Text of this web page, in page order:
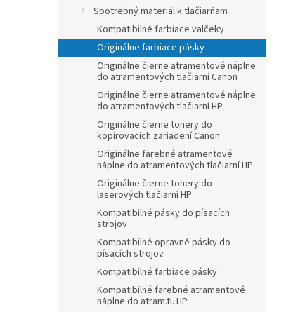
Spotrebný materiál k tlačiarňam
Kompatibilné farbiace valčeky
Originálne farbiace pásky
Originálne čierne atramentové náplne
do atramentových tlačiarní Canon
Originálne čierne atramentové náplne
do atramentových tlačiarní HP
Originálne čierne tonery do
kopírovacích zariadení Canon
Originálne farebné atramentové
náplne do atramentových tlačiarní HP
Originálne čierne tonery do
laserových tlačiarní HP
Kompatibilné pásky do písacích
strojov
Kompatibilné opravné pásky do
písacích strojov
Kompatibilné farbiace pásky
Kompatibilné farebné atramentové
náplne do atram.tl. HP